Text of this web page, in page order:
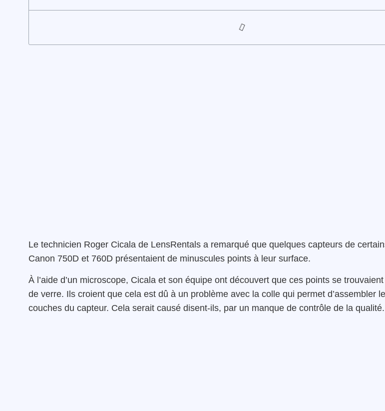
Le technicien Roger Cicala de LensRentals a remarqué que quelques capteurs de
Canon 750D et 760D présentaient de minuscules points à leur surface.
À l’aide d’un microscope, Cicala et son équipe ont découvert que ces points se
de verre. Ils croient que cela est dû à un problème avec la colle qui permet d’assembler
couches du capteur. Cela serait causé disent-ils, par un manque de contrôle de la qualité.